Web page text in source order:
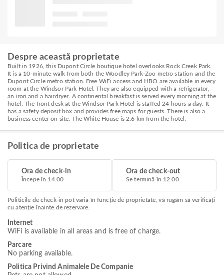
Despre această proprietate
Built in 1926, this Dupont Circle boutique hotel overlooks Rock Creek Park.
It is a 10-minute walk from both the Woodley Park-Zoo metro station and the
Dupont Circle metro station. Free WiFi access and HBO are available in every
room at the Windsor Park Hotel. They are also equipped with a refrigerator,
an iron and a hairdryer. A continental breakfast is served every morning at the
hotel. The front desk at the Windsor Park Hotel is staffed 24 hours a day. It
has a safety deposit box and provides free maps for guests. There is also a
business center on site. The White House is 2.6 km from the hotel.
Politica de proprietate
Ora de check-in
Începe în 14.00
Ora de check-out
Se termină în 12.00
Politicile de check-in pot varia în funcție de proprietate, vă rugăm să verificați
cu atenție înainte de rezervare.
Internet
WiFi is available in all areas and is free of charge.
Parcare
No parking available.
Politica Privind Animalele De Companie